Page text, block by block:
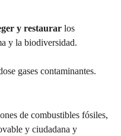
y restaurar los
y la biodiversidad.
de combustibles fósiles,
y ciudadana y